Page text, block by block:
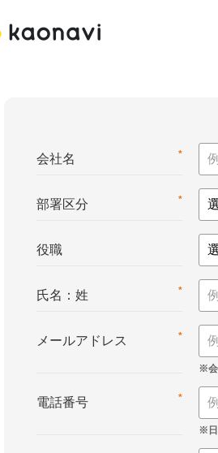
*
会社名
*
部署区分
役職
*
氏名：姓
*
メールアドレス
*
電話番号